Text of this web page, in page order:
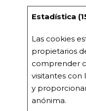
Estadística
Las cookies
propietarios
comprender
visitantes con
y
anónima.